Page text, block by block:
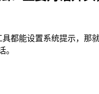
具都能设置系统提示，那
。